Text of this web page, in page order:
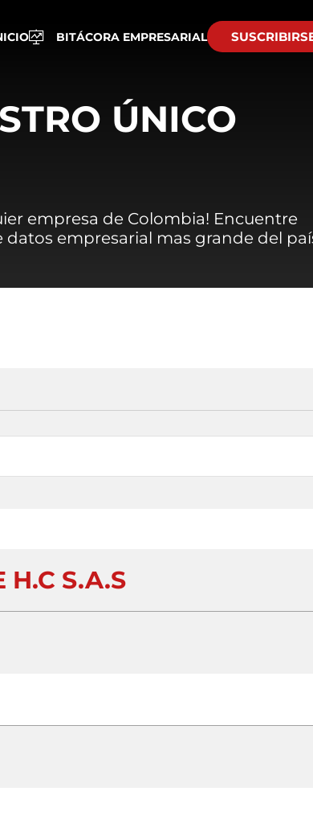
BITÁCORA EMPRESARIAL
ÚNICO
empresa de Colombia! Encuentre
datos empresarial mas grande del
H.C S.A.S